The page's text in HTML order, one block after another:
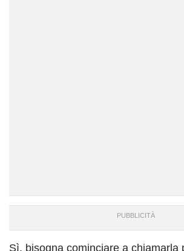
Sì, bisogna cominciare a chiamarla